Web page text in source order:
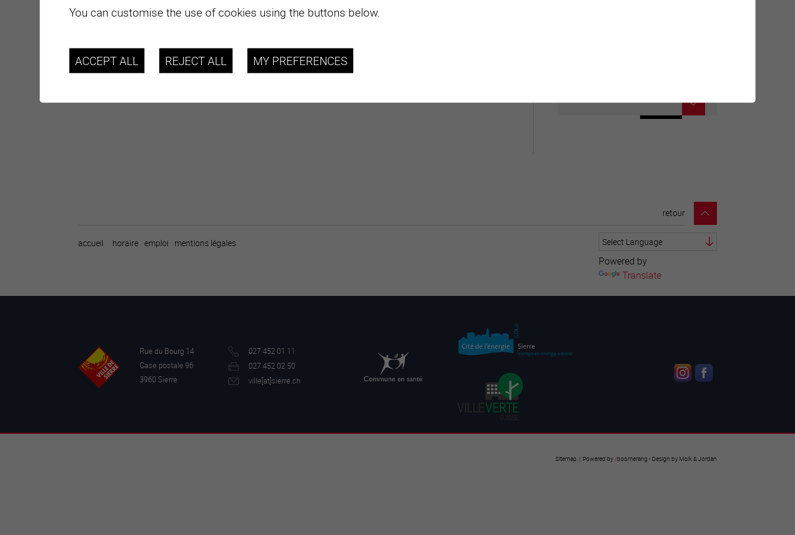
accueil horaire emploi mentions légales
Powered by
Translate
retour
Rue du Bourg 14
Case postale 96
3960 Sierre
027 452 01 11
027 452 02 50
ville[at]sierre.ch
Sitemap | Powered by /boomerang - Design by Molk & Jordan
You can customise the use of cookies using the buttons below.
ACCEPT ALL REJECT ALL MY PREFERENCES